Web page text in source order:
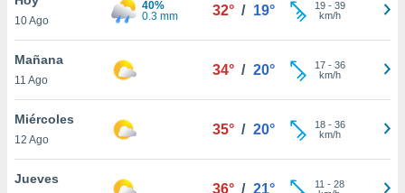
y
en
más
10 Ago
40%
0.3 mm
32° / 19° 19- 39
km/h
Mañana
11 Ago
34° / 20° 17- 36
km/h
Miércoles
12 Ago
35° / 20° 18- 36
km/h
Jueves
36° / 21° 11 - 28